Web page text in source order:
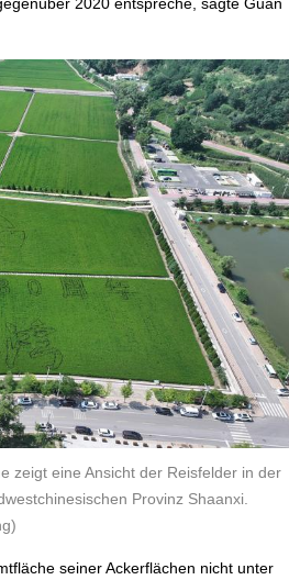
zeigt eine Ansicht der Reisfelder in der
Provinz Shaanxi.
seiner Ackerflächen nicht unter